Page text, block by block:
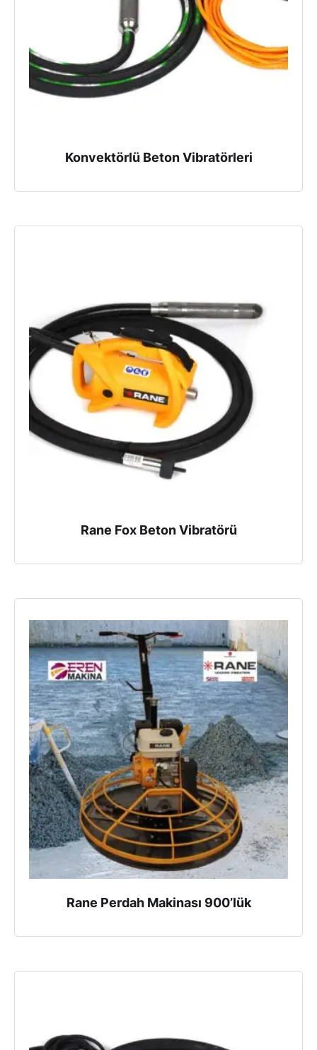
Konvektörlü Beton Vibratörleri
Rane Fox Beton Vibratörü
Rane Perdah Makinası 900’lük